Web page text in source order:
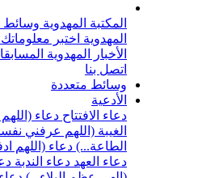
المكتبة المهدوية وسائط
المهدوية اختبر
الأخبار المهدوية
اتصل بنا
وسائط متعددة
الأدعية
دعاء الافتتاح دعاء
الغيبة (اللهم عرفني
الطاعة...) دعاء (اللهم
دعاء العهد دعاء الندبة